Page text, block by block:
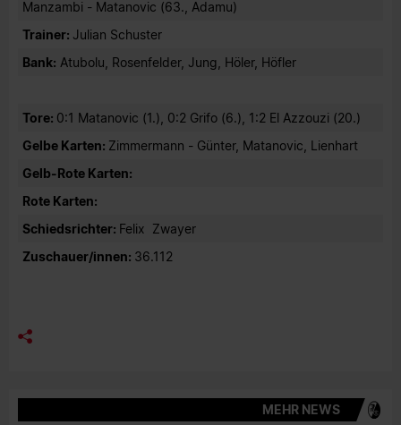
Manzambi - Matanovic (63., Adamu)
Trainer: Julian Schuster
Bank: Atubolu, Rosenfelder, Jung, Höler, Höfler
Tore: 0:1 Matanovic (1.), 0:2 Grifo (6.), 1:2 El Azzouzi (20.)
Gelbe Karten: Zimmermann - Günter, Matanovic, Lienhart
Gelb-Rote Karten:
Rote Karten:
Schiedsrichter: Felix Zwayer
Zuschauer/innen: 36.112
MEHR NEWS